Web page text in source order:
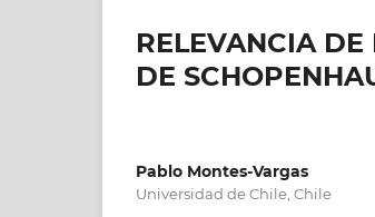
RELEVANCIA
DE
Pablo Montes-Vargas
Universidad de Chile, Chile